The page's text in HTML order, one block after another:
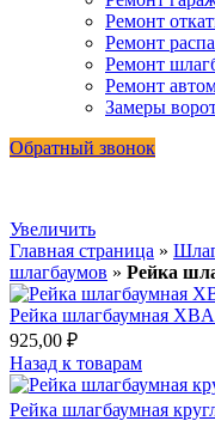
Ремонт
Ремонт
Ремонт
Ремонт
Замеры
Обратный звонок
Увеличить
Главная страница »
шлагбаумов » Рейка
Рейка шлагбаумная
925,00 ₽
Назад к товарам
Рейка шлагбаумная